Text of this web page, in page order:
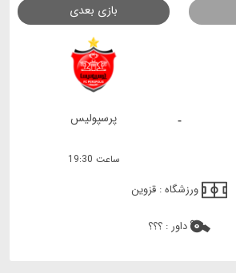
بازی بعدی
- پرسپولیس
ساعت 19:30
ورزشگاه : قزوین
داور : ؟؟؟